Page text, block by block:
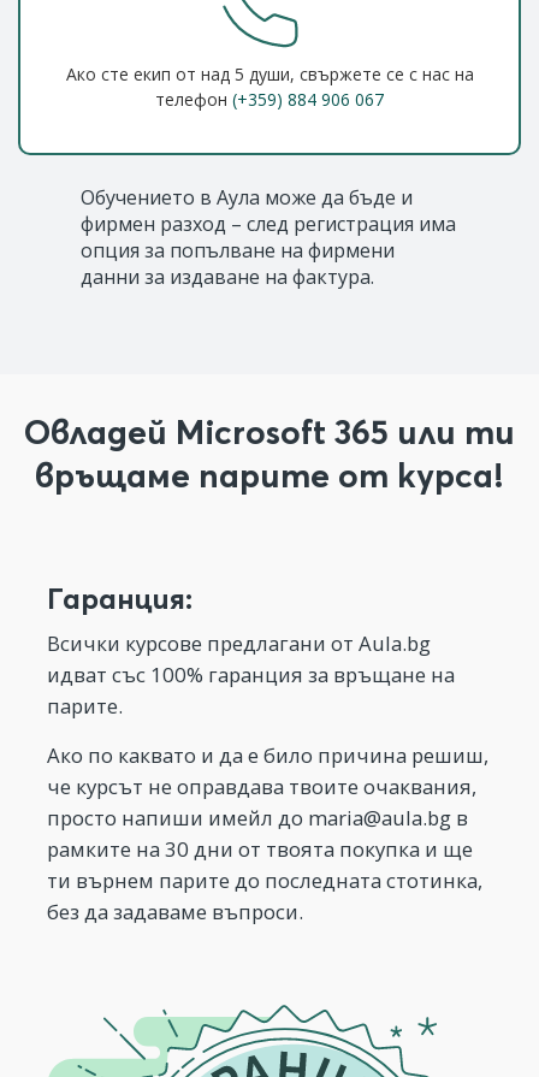
Ако сте екип от над 5 души, свържете се с нас на
телефон (+359) 884 906 067
Обучението в Аула може да бъде и
фирмен разход – след регистрация има
опция за попълване на фирмени
данни за издаване на фактура.
Овладей Microsoft 365 или ти
връщаме парите от курса!
Гаранция:
Всички курсове предлагани от Aula.bg
идват със 100% гаранция за връщане на
парите.
Ако по каквато и да е било причина решиш,
че курсът не оправдава твоите очаквания,
просто напиши имейл до maria@aula.bg в
рамките на 30 дни от твоята покупка и ще
ти върнем парите до последната стотинка,
без да задаваме въпроси.